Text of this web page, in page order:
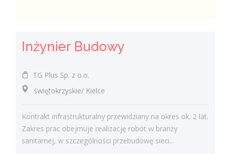
Inżynier Budowy
TG Plus Sp. z o.o.
świętokrzyskie/ Kielce
Kontrakt infrastrukturalny przewidziany na okres ok. 2 lat.
Zakres prac obejmuje realizację robót w branży
sanitarnej, w szczególności przebudowę sieci...